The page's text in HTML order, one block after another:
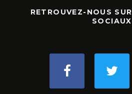
RETROUVEZ-NOUS
SOCIAUX